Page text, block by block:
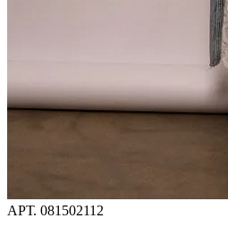
АРТ. 081502112